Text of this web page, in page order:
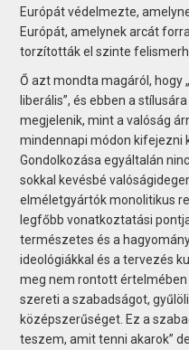
Európát védelmezte,
Európát, amelynek arcát
torzították el szinte
Ő azt mondta magáról, hogy
liberális”, és ebben a
megjelenik, mint a valóság
mindennapi módon kifejezni
Gondolkozása egyáltalán
sokkal kevésbé
elméletgyártók monolitikus
legfőbb vonatkoztatási
természetes és a
ideológiákkal és a tervezés
meg nem rontott
szereti a szabadságot, gyűlöli
középszerűséget. Ez a
teszem, amit tenni akarok”